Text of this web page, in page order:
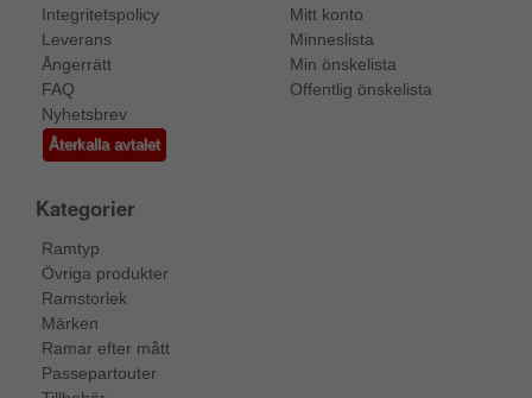
Integritetspolicy
Leverans
Ångerrätt
FAQ
Nyhetsbrev
Återkalla avtalet
Mitt konto
Minneslista
Min önskelista
Offentlig önskelista
Kategorier
Ramtyp
Övriga produkter
Ramstorlek
Märken
Ramar efter mått
Passepartouter